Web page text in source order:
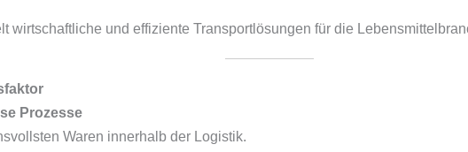
wirtschaftliche und effiziente Transportlösungen für die
Prozesse
Waren innerhalb der Logistik.